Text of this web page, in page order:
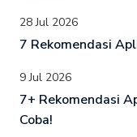
28 Jul 2026
7 Rekomendasi
9 Jul 2026
7+ Rekomendasi
Coba!